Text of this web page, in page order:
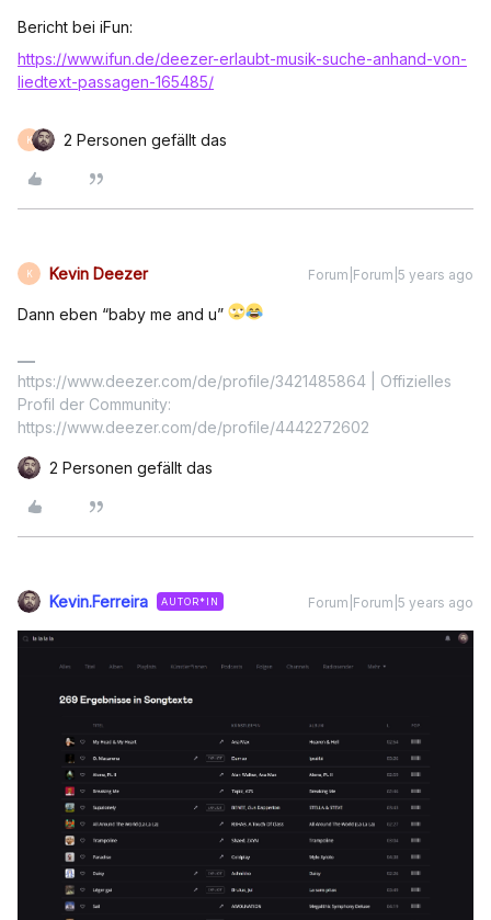
Bericht bei iFun:
https://www.ifun.de/deezer-erlaubt-musik-suche-anhand-von-
liedtext-passagen-165485/
K 2 Personen gefällt das
K Kevin Deezer Forum|Forum|5 years ago
Dann eben “baby me and u”
https://www.deezer.com/de/profile/3421485864 | Offizielles
Profil der Community:
https://www.deezer.com/de/profile/4442272602
2 Personen gefällt das
Kevin.Ferreira AUTOR*IN Forum|Forum|5 years ago